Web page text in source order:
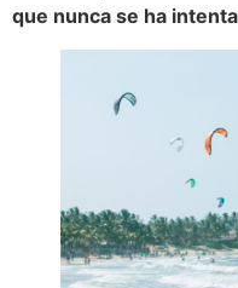
que nunca se ha